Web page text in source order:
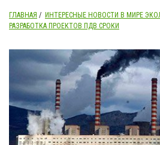
ГЛАВНАЯ / ИНТЕРЕСНЫЕ НОВОСТИ В МИРЕ
РАЗРАБОТКА ПРОЕКТОВ ПДВ СРОКИ